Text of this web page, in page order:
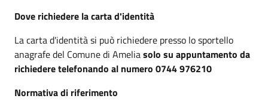
Dove richiedere la carta d'identità
La carta d'identità si può richiedere presso lo sportello
anagrafe del Comune di Ameliasolo su appuntamento da
richiedere telefonando al numero 0744 976210
Normativa di riferimento